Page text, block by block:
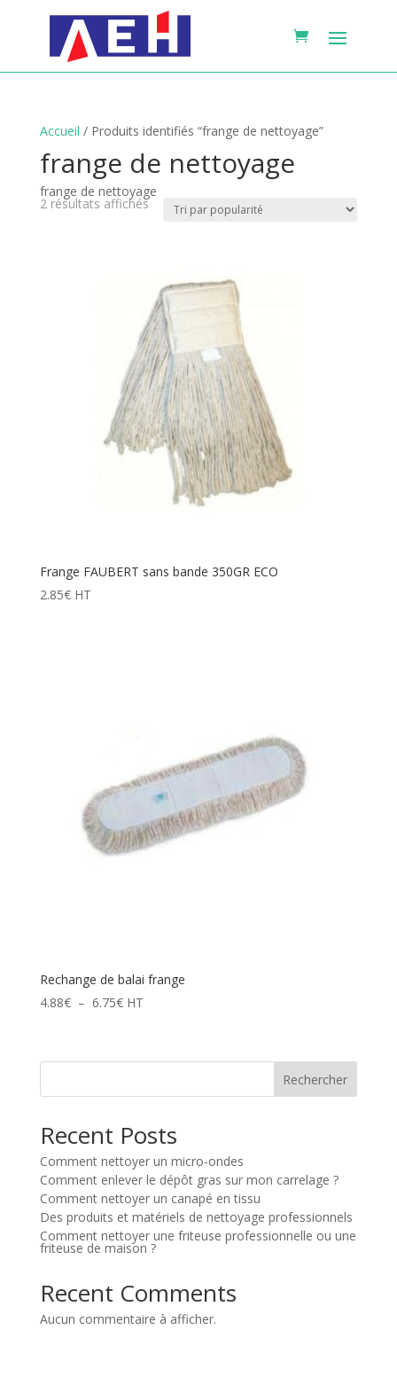
Accueil / Produits identifiés “frange de nettoyage”
frange de nettoyage
frange de nettoyage
2 résultats affichésTrié
Frange FAUBERT sans bande 350GR ECO
2.85€ HT
Rechange de balai frange
4.88€ – 6.75€Plage
4.88€
HT
Rechercher
Recent Posts
Comment nettoyer un micro-ondes
Comment enlever le dépôt gras sur mon carrelage ?
Comment nettoyer un canapé en tissu
Des produits et matériels de nettoyage professionnels
Comment nettoyer une friteuse professionnelle ou une
friteuse de maison ?
Recent Comments
Aucun commentaire à afficher.